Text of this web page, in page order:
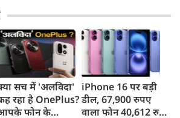
किया, 4,000 KM
तक मारक क्षमता
कई
तक
संख्या
सच में 'अलविदा'
रहा है OnePlus?
फोन के
iPhone 16 पर बड़ी
डील, 67,900 रुपए
वाला फोन 40,612 रुपए